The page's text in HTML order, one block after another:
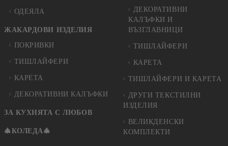
ОДЕЯЛА
ЖАКАРДОВИ ИЗДЕЛИЯ
ПОКРИВКИ
ТИШЛАЙФЕРИ
КАРЕТА
ДЕКОРАТИВНИ КАЛЪФКИ
ЗА КУХНЯТА С ЛЮБОВ
🎄КОЛЕДА🎄
ДЕКОРАТИВНИ
КАЛЪФКИ И
ВЪЗГЛАВНИЦИ
ТИШЛАЙФЕРИ
КАРЕТА
ТИШЛАЙФЕРИ И КАРЕТА
ДРУГИ ТЕКСТИЛНИ
ИЗДЕЛИЯ
ВЕЛИКДЕНСКИ
КОМПЛЕКТИ